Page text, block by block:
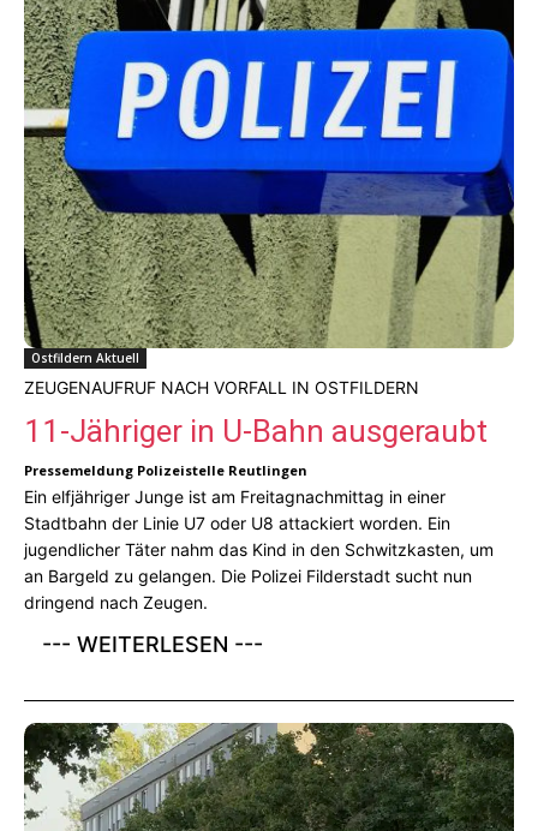
Ostfildern Aktuell
ZEUGENAUFRUF NACH VORFALL IN OSTFILDERN
11-Jähriger in U-Bahn ausgeraubt
Pressemeldung Polizeistelle Reutlingen
Ein elfjähriger Junge ist am Freitagnachmittag in einer
Stadtbahn der Linie U7 oder U8 attackiert worden. Ein
jugendlicher Täter nahm das Kind in den Schwitzkasten, um
an Bargeld zu gelangen. Die Polizei Filderstadt sucht nun
dringend nach Zeugen.
--- WEITERLESEN ---